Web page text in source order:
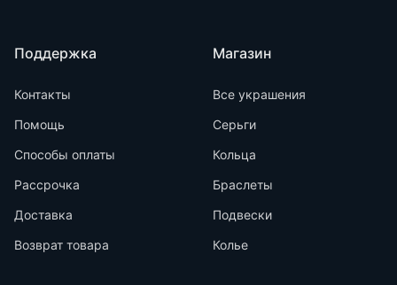
Поддержка
Контакты
Помощь
Способы оплаты
Рассрочка
Доставка
Возврат товара
Магазин
Все украшения
Серьги
Кольца
Браслеты
Подвески
Колье